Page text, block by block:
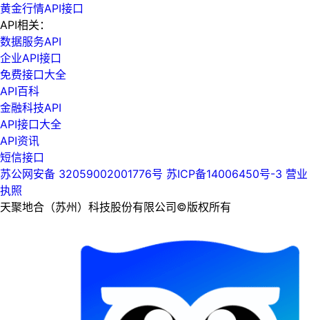
黄金行情API接口
API相关：
数据服务API
企业API接口
免费接口大全
API百科
金融科技API
API接口大全
API资讯
短信接口
苏公网安备 32059002001776号 苏ICP备14006450号-3 营业
执照
天聚地合（苏州）科技股份有限公司©版权所有